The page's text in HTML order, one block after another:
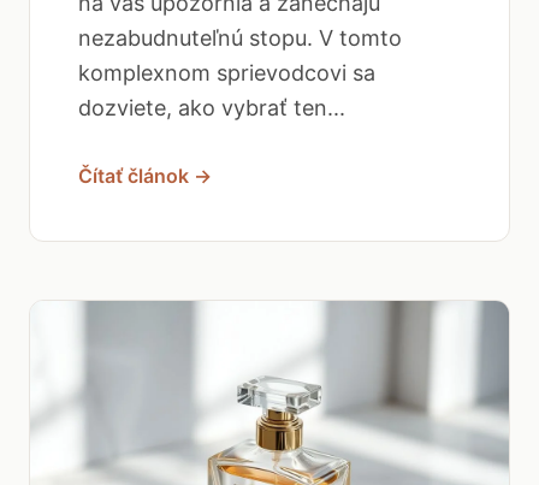
nezabudnuteľnú stopu. V tomto
komplexnom sprievodcovi sa
dozviete, ako vybrať ten...
Čítať článok →